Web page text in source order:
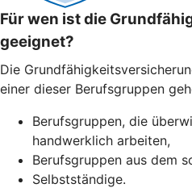
Für wen ist die
geeignet?
Die
einer dieser Berufsgruppen
Berufsgruppen, die
handwerklich arbeiten,
Berufsgruppen aus dem
Selbstständige.